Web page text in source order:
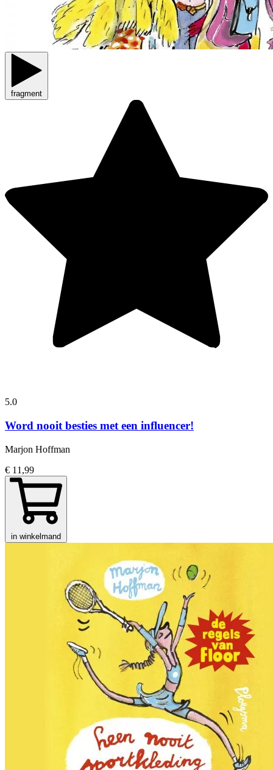
fragment
5.0
Word nooit besties met een influencer!
Marjon Hoffman
€ 11,99
in winkelmand